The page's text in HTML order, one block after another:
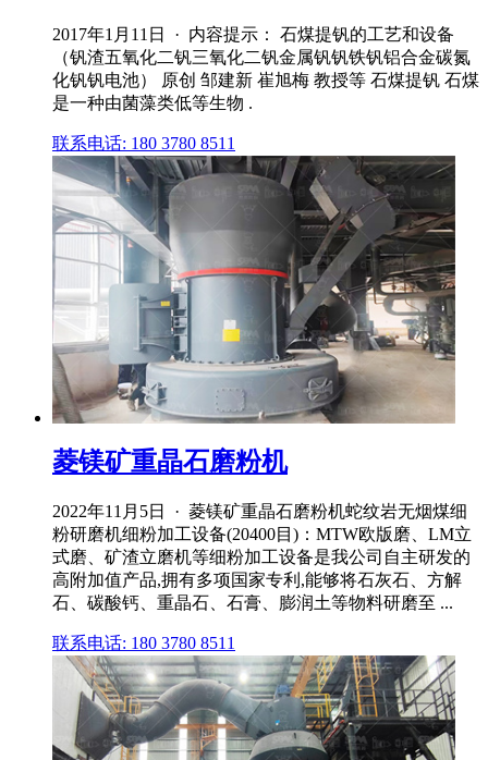
2017年1月11日 · 内容提示： 石煤提钒的工艺和设备
（钒渣五氧化二钒三氧化二钒金属钒钒铁钒铝合金碳氮
化钒钒电池） 原创 邹建新 崔旭梅 教授等 石煤提钒 石煤
是一种由菌藻类低等生物 .
联系电话: 180 3780 8511
菱镁矿重晶石磨粉机
2022年11月5日 · 菱镁矿重晶石磨粉机蛇纹岩无烟煤细
粉研磨机细粉加工设备(20400目)：MTW欧版磨、LM立
式磨、矿渣立磨机等细粉加工设备是我公司自主研发的
高附加值产品,拥有多项国家专利,能够将石灰石、方解
石、碳酸钙、重晶石、石膏、膨润土等物料研磨至 ...
联系电话: 180 3780 8511